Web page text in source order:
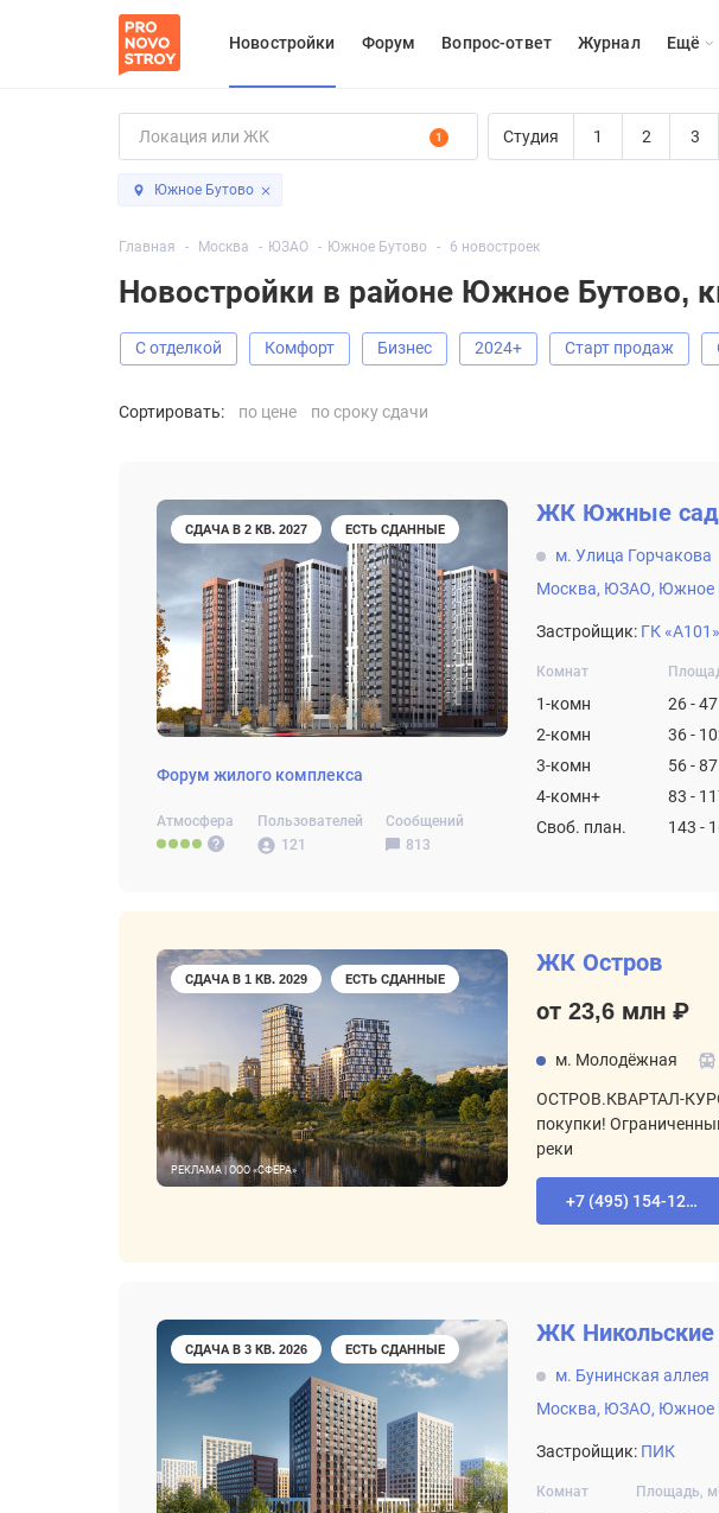
Новостройки Форум Вопрос-ответ Журнал Eщё
1 Студия 1 2 3
Южное Бутово
Главная Москва ЮЗАО Южное Бутово 6 новостроек
Новостройки в районе Южное Бутово,
С отделкой Комфорт Бизнес 2024+ старт продаж
Сортировать: по цене по сроку сдачи
СДАЧА В 2 КВ. 2027 ЕСТЬ СДАННЫЕ
Форум жилого комплекса
Атмосфера
Пользователей
121
Сообщений
813
ЖК Южные
м. Улица Горчакова
Москва, ЮЗАО, Южное
Застройщик: ГК «А101»
Комнат
1-комн 26 - 47
2-комн
36 -
3-комн
56 - 87
4-комн+
83 -
Своб. план.
143 -
СДАЧА В 1 КВ. 2029 ЕСТЬ СДАННЫЕ
РЕКЛАМА | ООО «СФЕРА»
ЖК Остров
от 23,6 млн ₽
м. Молодёжная
ОСТРОВ.КВАРТАЛ-
покупки!
реки
+7 (495) 154-12-80
СДАЧА В 3 КВ. 2026 ЕСТЬ СДАННЫЕ
ЖК Никольские
м. Бунинская аллея
Москва, ЮЗАО, Южное
Застройщик: ПИК
Комнат Площадь,